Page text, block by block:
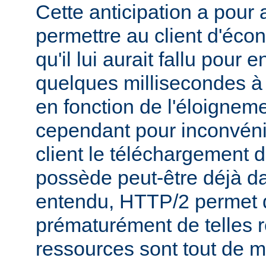
Cette anticipation a pour
permettre au client
qu'il lui aurait fallu pour
quelques millisecondes
en fonction de
cependant pour
client le téléchargement
possède peut-être déjà
entendu, HTTP/2 permet
prématurément de telles
ressources sont tout de